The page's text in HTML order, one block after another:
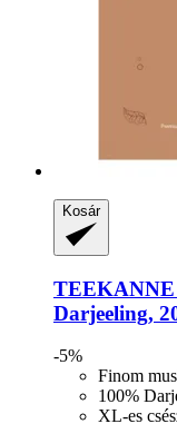
Kosár
TEEKANNE
Darjeeling,
-5%
Finom
100%
XL-es